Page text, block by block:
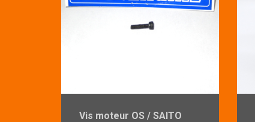
Vis moteur OS / SAITO